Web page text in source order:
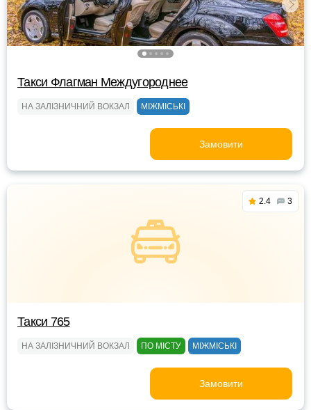
Такси Флагман Междугороднее
НА ЗАЛІЗНИЧНИЙ ВОКЗАЛ МІЖМІСЬКІ
Замовити
2.4 3
Такси 765
НА ЗАЛІЗНИЧНИЙ ВОКЗАЛ ПО МІСТУ МІЖМІСЬКІ
Замовити